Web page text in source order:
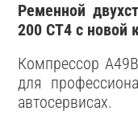
Ременной
200 CT4 с новой
Компрессор
для
автосервисах.